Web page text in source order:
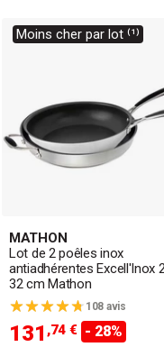
Moins cher par lot ⁽¹⁾
MATHON
Lot de 2 poêles inox
antiadhérentes Excell'Inox
32 cm Mathon
108 avis
131 ,74 € - 28%